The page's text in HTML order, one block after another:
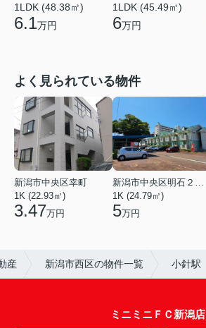
1LDK (48.38㎡)
6.1万円
1LDK (45.49㎡)
6万円
よく見られている物件
新潟市中央区幸町
1K (22.93㎡)
3.47万円
1K (24.79㎡)
5万円
産 新潟市西区の物件一覧 小針駅
ミニミニＦＣ新潟店